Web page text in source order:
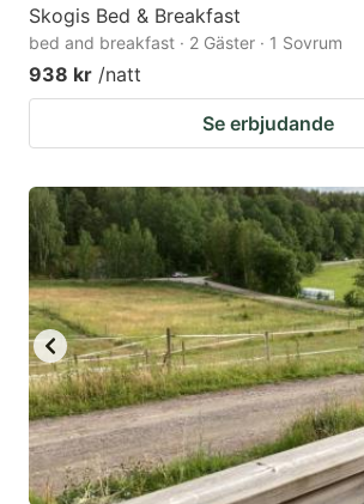
Skogis Bed & Breakfast
bed and breakfast · 2 Gäster · 1 Sovrum
938 kr /natt
Se erbjudande